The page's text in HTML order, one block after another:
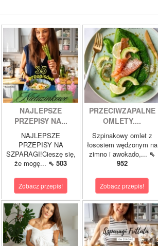
NAJLEPSZE
PRZEPISY NA...
NAJLEPSZE
PRZEPISY NA
SZPARAGI!Cieszę się,
że mogę... ⇖ 503
Zobacz przepis!
PRZECIWZAPALNE
OMLETY....
Szpinakowy omlet z
łososiem wędzonym na
zimno i awokado,... ⇖
952
Zobacz przepis!